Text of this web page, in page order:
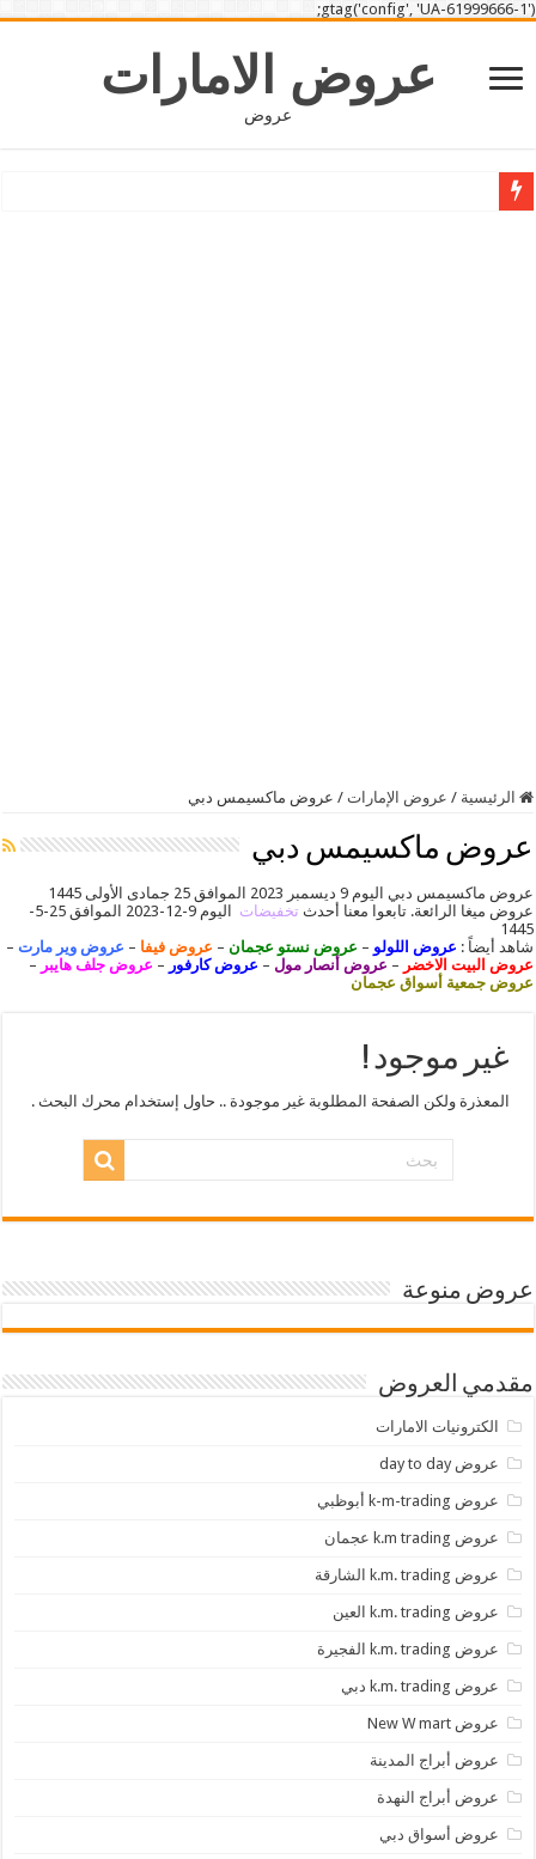
gtag('config', 'UA-61999666-1');
عروض الامارات
عروض
الرئيسية / عروض الإمارات / عروض ماكسيمس دبي
عروض ماكسيمس دبي
عروض ماكسيمس دبي اليوم 9 ديسمبر 2023 الموافق 25 جمادى الأولى 1445
عروض ميغا الرائعة. تابعوا معنا أحدث تخفيضات
اليوم 9-12-2023 الموافق 25-5-
1445
شاهد أيضاً : عروض اللولو – عروض نستو عجمان – عروض فيفا – عروض وير مارت –
عروض البيت الاخضر – عروض أنصار مول – عروض كارفور – عروض جلف هايبر –
عروض جمعية أسواق عجمان
غير موجود !
المعذرة ولكن الصفحة المطلوبة غير موجودة .. حاول إستخدام محرك البحث .
عروض منوعة
مقدمي العروض
الكترونيات الامارات
عروض day to day
عروض k-m-trading أبوظبي
عروض k.m trading عجمان
عروض k.m. trading الشارقة
عروض k.m. trading العين
عروض k.m. trading الفجيرة
عروض k.m. trading دبي
عروض New W mart
عروض أبراج المدينة
عروض أبراج النهدة
عروض أسواق دبي